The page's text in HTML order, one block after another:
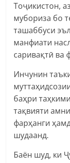
Тоҷикистон,
мубориза бо
ташаббуси
манфиати
саривақтӣ ва
Инчунин
баҳри
тақвияти
фарҳанги
шудаанд.
Баён шуд, ки